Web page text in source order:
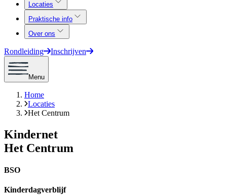
Locaties
Praktische info
Over ons
Rondleiding Inschrijven
Menu
Home
Locaties
Het Centrum
Kindernet
Het Centrum
BSO
Kinderdagverblijf